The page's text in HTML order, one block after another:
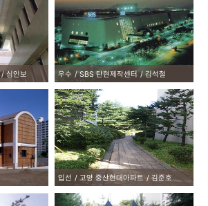
심인보 우수 SBS 탄현제작센터 김석철
입선 고양 중산현대아파트 김준호